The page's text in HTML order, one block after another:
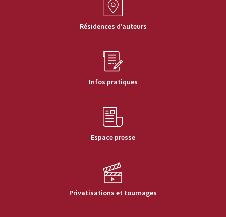
Résidences d’auteurs
Infos pratiques
Espace presse
Privatisations et tournages